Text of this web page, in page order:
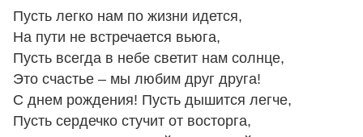
Пусть легко нам по жизни идется,
На пути не встречается вьюга,
Пусть всегда в небе светит нам солнце,
Это счастье – мы любим друг друга!
С днем рождения! Пусть дышится легче,
Пусть сердечко стучит от восторга,